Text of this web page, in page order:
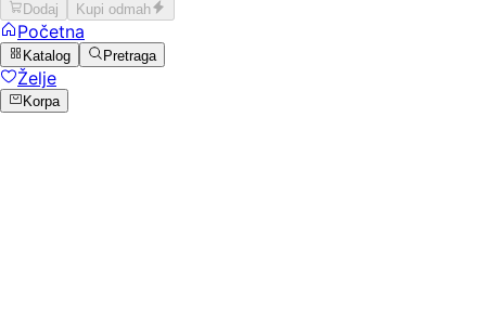
Dodaj Kupi odmah
Početna
Katalog Pretraga
Želje
Korpa